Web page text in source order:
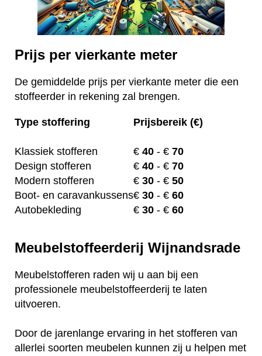
Prijs per vierkante meter
De gemiddelde prijs per vierkante meter die een
stoffeerder in rekening zal brengen.
Type stoffering Prijsbereik (€)
Klassiek stofferen € 40 - € 70
Design stofferen
€ 40 - € 70
Modern stofferen
€ 30 - € 50
Boot- en caravankussens€ 30 - € 60
Autobekleding
€ 30 - € 60
Meubelstoffeerderij Wijnandsrade
Meubelstofferen raden wij u aan bij een
professionele meubelstoffeerderij te laten
uitvoeren.
Door de jarenlange ervaring in het stofferen van
allerlei soorten meubelen kunnen zij u helpen met